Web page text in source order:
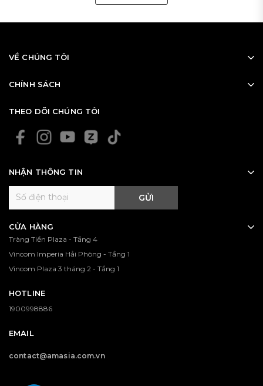
VỀ CHÚNG TÔI
CHÍNH SÁCH
THEO DÕI CHÚNG TÔI
NHẬN THÔNG TIN
GỬI
CỬA HÀNG
Tràng Tiền Plaza - Tầng 4
Vincom Imperia Hải Phòng - Tầng 1
Vincom Plaza 3 tháng 2 - Tầng 1
HOTLINE
1900998886
EMAIL
contact@amasia.com.vn